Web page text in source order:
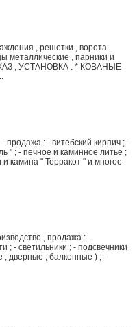
, решетки , ворота
металлические , парники и
, УСТАНОВКА . * КОВАНЫЕ
продажа : - витебский кирпич ; -
" ; - печное и каминное литье ;
камина " Терракот " и многое
, продажа : -
; - светильники ; - подсвечники
, дверные , балконные ) ; -